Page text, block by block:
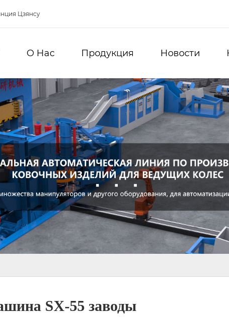
Цзянсу
О Hас Продукция Новости
SX-55 заводы